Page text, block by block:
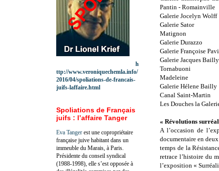
Pantin - Romainville
Galerie Jocelyn Wolff
Galerie Sator
Matignon
Galerie Durazzo
Galerie Françoise
Galerie Jacques Bailly
Tornabuoni
Madeleine
Galerie Hélene Bailly
Canal Saint-Martin
Les Douches la
« Révolutions
A l’occasion de
documentaire en
temps de la
retrace l’histoire du
l’exposition «
h
ttp://www.veroniquechemla.info/
2016/04/spoliations-de-francais-
juifs-laffaire.html
Spoliations de Français
juifs : l’affaire Tanger
Eva Tanger est une copropriétaire
française juive habitant dans un
immeuble du Marais, à Paris.
Présidente du conseil syndical
(1988-1998), elle s’est opposée à